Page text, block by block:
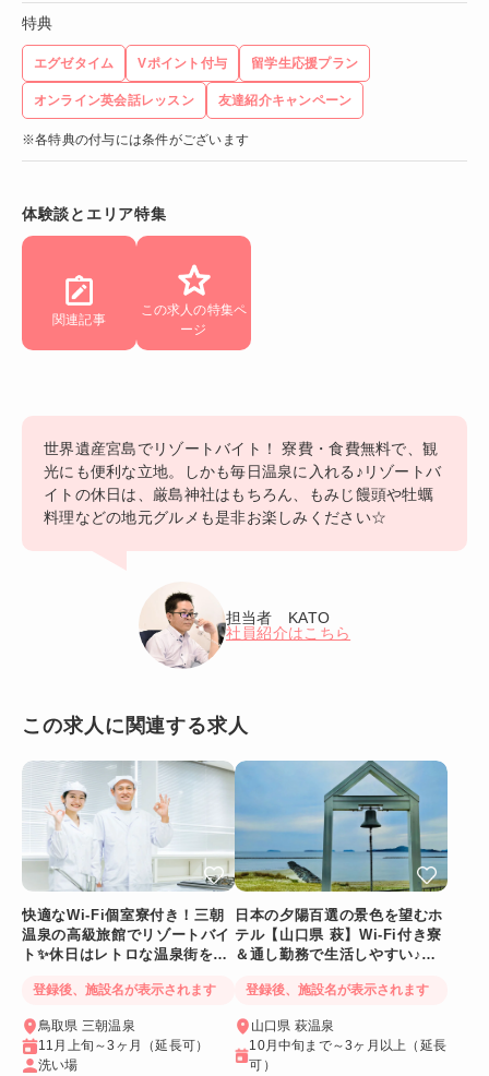
特典
エグゼタイム Vポイント付与 留学生応援プラン
オンライン英会話レッスン 友達紹介キャンペーン
※各特典の付与には条件がございます
体験談とエリア特集
関連記事
この求人の特集ペ
ージ
世界遺産宮島でリゾートバイト！ 寮費・食費無料で、観
光にも便利な立地。しかも毎日温泉に入れる♪リゾートバ
イトの休日は、厳島神社はもちろん、もみじ饅頭や牡蠣
料理などの地元グルメも是非お楽しみください☆
担当者 KATO
社員紹介はこちら
この求人に関連する求人
快適なWi-Fi個室寮付き！三朝
温泉の高級旅館でリゾートバイ
ト✨休日はレトロな温泉街をの
登録後、施設名が表示されます
鳥取県 三朝温泉
11月上旬～3ヶ月（延長可）
洗い場
日本の夕陽百選の景色を望むホ
テル【山口県 萩】Wi-Fi付き寮
＆通し勤務で生活しやすい♪絶
登録後、施設名が表示されます
山口県 萩温泉
10月中旬まで～3ヶ月以上（延長
可）